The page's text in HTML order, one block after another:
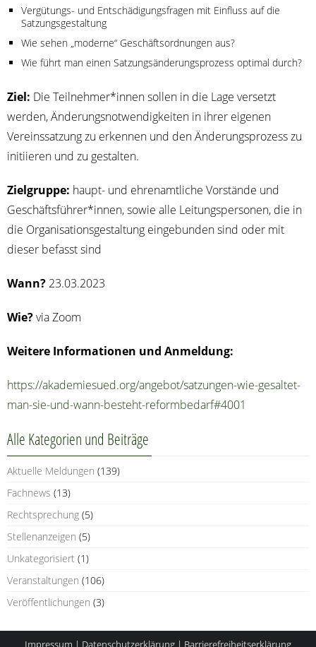
Ver­gü­tungs- und Ent­schä­di­gungs­fra­gen mit Ein­fluss auf die
Satzungsgestaltung
Wie sehen „moder­ne“ Geschäfts­ord­nun­gen aus?
Wie führt man einen Sat­zungs­än­de­rungs­pro­zess opti­mal durch?
Ziel: Die Teilnehmer*innen sol­len in die Lage ver­setzt
wer­den, Ände­rungs­not­wen­dig­kei­ten in ihrer eige­nen
Ver­eins­sat­zung zu erken­nen und den Ände­rungs­pro­zess zu
initi­ie­ren und zu gestalten.
Ziel­grup­pe: haupt- und ehren­amt­li­che Vor­stän­de und
Geschäftsführer*innen, sowie alle Lei­tungs­per­so­nen, die in
die Orga­ni­sa­ti­ons­ge­stal­tung ein­ge­bun­den sind oder mit
die­ser befasst sind
Wann? 23.03.2023
Wie?via Zoom
Wei­te­re Infor­ma­tio­nen und Anmeldung:
https://akademiesued.org/angebot/satzungen-wie-gesaltet-
man-sie-und-wann-besteht-reformbedarf#4001
Alle Kate­go­rien und Beiträge
Aktuelle Meldungen (139)
Fachnews (13)
Rechtsprechung (5)
Stellenanzeigen (5)
Unkategorisiert (1)
Veranstaltungen (106)
Veröffentlichungen (3)
Impressum | Datenschutzerklärung | Barrierefreiheitserklärung